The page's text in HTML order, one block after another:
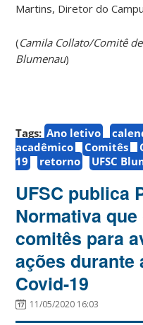
Martins, Diretor do
(Camila Collato/Comitê
Blumenau)
Tags: Ano letivo
acadêmico
Comitês
19
retorno UFSC
UFSC publica
Normativa
comitês para
ações durante
Covid-19
11/05/2020 16:03